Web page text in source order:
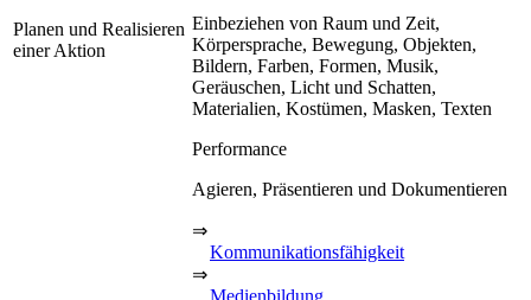
Planen und Realisieren
einer Aktion
Einbeziehen von Raum und Zeit,
Körpersprache, Bewegung, Objekten,
Bildern, Farben, Formen, Musik,
Geräuschen, Licht und Schatten,
Materialien, Kostümen, Masken, Texten
Performance
Agieren, Präsentieren und Dokumentieren
⇒
Kommunikationsfähigkeit
⇒
Medienbildung